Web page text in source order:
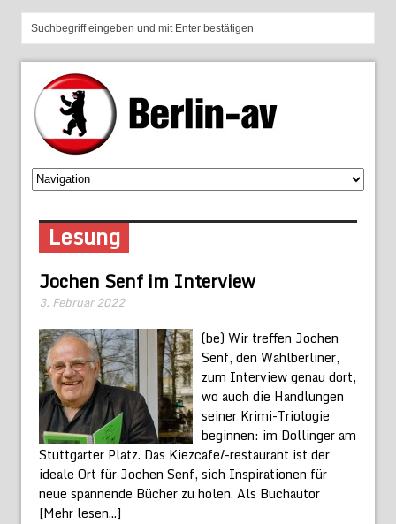
Lesung
Jochen Senf im Interview
3. Februar 2022
(be) Wir treffen Jochen
Senf, den Wahlberliner,
zum Interview genau dort,
wo auch die Handlungen
seiner Krimi-Triologie
beginnen: im Dollinger am
Stuttgarter Platz. Das Kiezcafe/-restaurant ist der
ideale Ort für Jochen Senf, sich Inspirationen für
neue spannende Bücher zu holen. Als Buchautor
[Mehr lesen...]